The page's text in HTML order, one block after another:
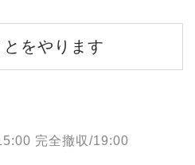
をやります
完全撤収/19:00